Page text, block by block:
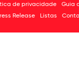
de privacidade Guia
Release Listas